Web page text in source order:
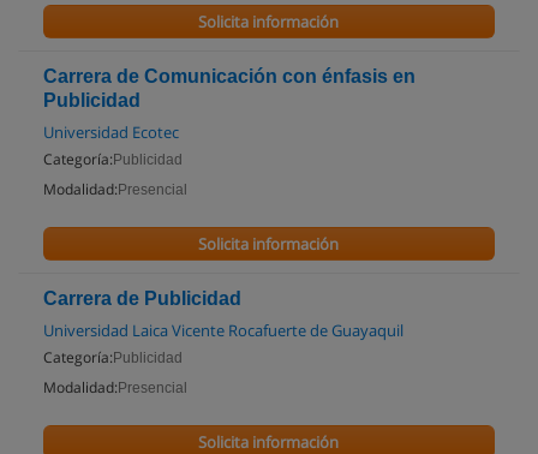
Solicita información
Carrera de Comunicación con énfasis en
Publicidad
Universidad Ecotec
Categoría: Publicidad
Modalidad: Presencial
Solicita información
Carrera de Publicidad
Universidad Laica Vicente Rocafuerte de Guayaquil
Categoría: Publicidad
Modalidad: Presencial
Solicita información